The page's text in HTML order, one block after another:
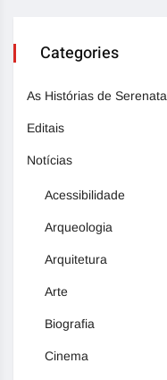
Categories
As Histórias de Serenata
Editais
Notícias
Acessibilidade
Arqueologia
Arquitetura
Arte
Biografia
Cinema